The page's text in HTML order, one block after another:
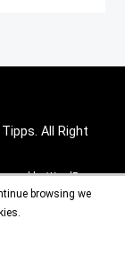
All Right
by WordPress.
browsing we